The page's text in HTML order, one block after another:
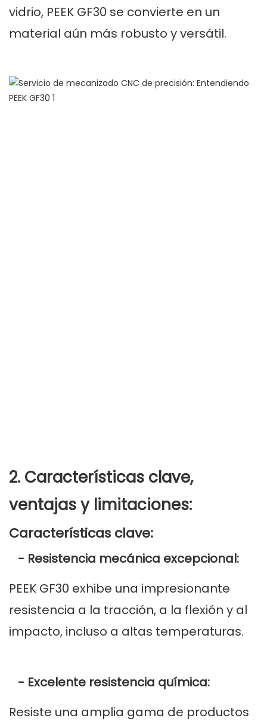
vidrio, PEEK GF30 se convierte en un
material aún más robusto y versátil.
2. Características clave,
ventajas y limitaciones:
Características clave:
- Resistencia mecánica excepcional:
PEEK GF30 exhibe una impresionante
resistencia a la tracción, a la flexión y al
impacto, incluso a altas temperaturas.
- Excelente resistencia química:
Resiste una amplia gama de productos